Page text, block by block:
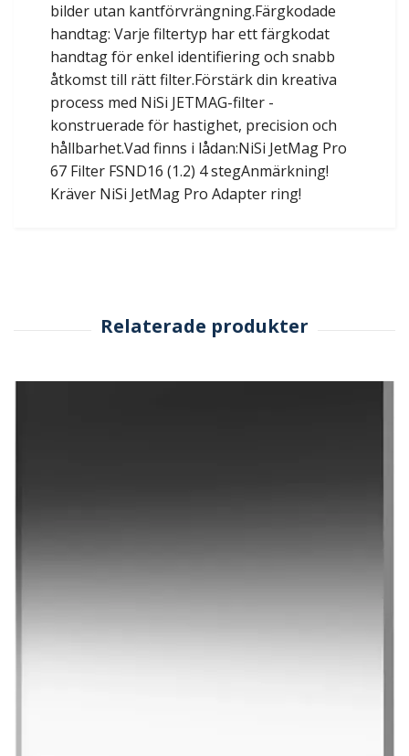
bilder utan kantförvrängning.Färgkodade
handtag: Varje filtertyp har ett färgkodat
handtag för enkel identifiering och snabb
åtkomst till rätt filter.Förstärk din kreativa
process med NiSi JETMAG-filter -
konstruerade för hastighet, precision och
hållbarhet.Vad finns i lådan:NiSi JetMag Pro
67 Filter FSND16 (1.2) 4 stegAnmärkning!
Kräver NiSi JetMag Pro Adapter ring!